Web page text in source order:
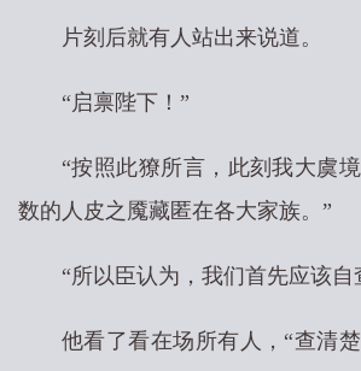
片刻后就有人站出来说道。
“启禀陛下！”
“按照此獠所言，此刻我大虞
数的人皮之魇藏匿在各大家族。”
“所以臣认为，我们首先应该自
他看了看在场所有人，“查清